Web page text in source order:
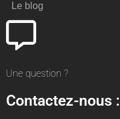
Le blog
Une question ?
Contactez-nous :